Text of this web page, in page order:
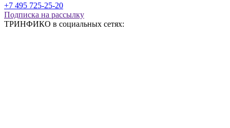
+7 495 725-25-20
Подписка на рассылку
ТРИНФИКО в социальных сетях: